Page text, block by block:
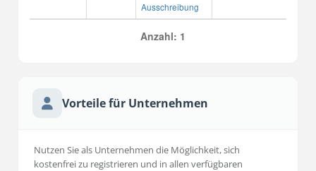
Ausschreibung
Anzahl: 1
Vorteile für Unternehmen
Nutzen Sie als Unternehmen die Möglichkeit, sich
kostenfrei zu registrieren und in allen verfügbaren